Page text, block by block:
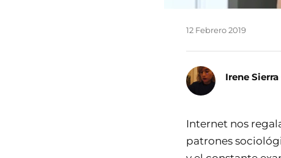
12 Febrero 2019
Irene Sierra
Internet nos
patrones